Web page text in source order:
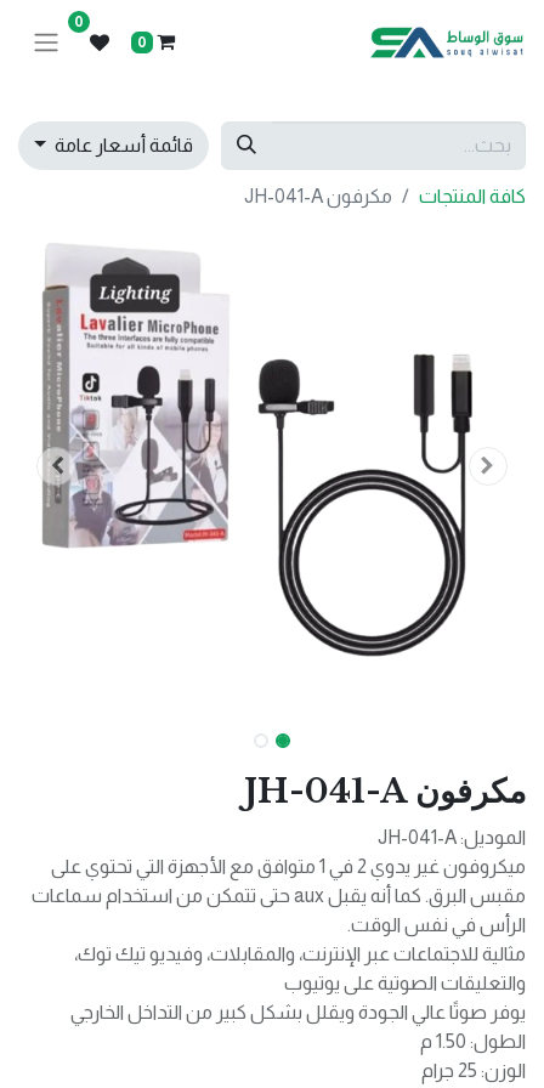
0
0
قائمة أسعار عامة
كافة المنتجات مكرفون JH-041-A
مكرفون JH-041-A
الموديل: JH-041-A
ميكروفون غير يدوي 2 في 1 متوافق مع الأجهزة التي تحتوي على
مقبس البرق. كما أنه يقبل aux حتى تتمكن من استخدام سماعات
الرأس في نفس الوقت.
مثالية للاجتماعات عبر الإنترنت، والمقابلات، وفيديو تيك توك،
والتعليقات الصوتية على يوتيوب
يوفر صوتًا عالي الجودة ويقلل بشكل كبير من التداخل الخارجي
الطول: 1.50 م
الوزن: 25 جرام